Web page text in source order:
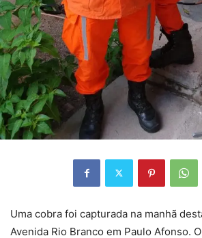
Uma cobra foi capturada na manhã
Avenida Rio Branco em Paulo Afonso.